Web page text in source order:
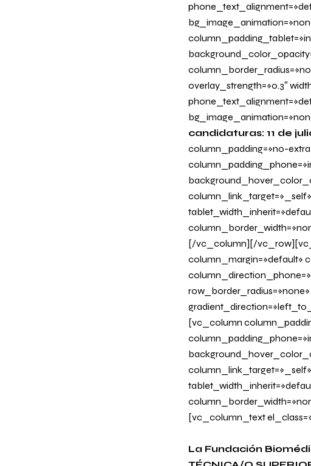
overlay_strength=»0.3″
candidaturas: 11 de
column_padding=»no-
[/vc_column][/
column_margin=»default»
[vc_column
[vc_column_text
La Fundación